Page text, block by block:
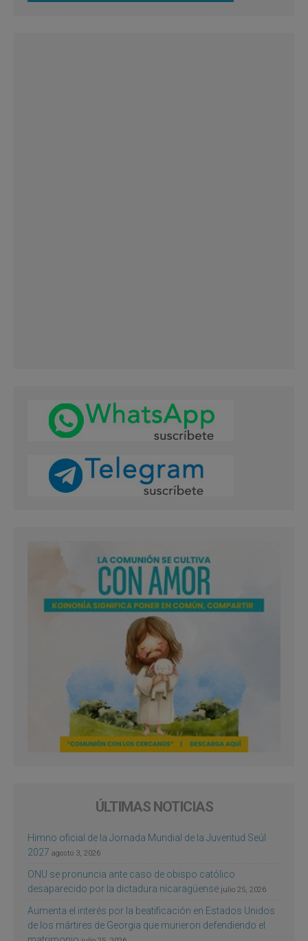
ÚLTIMAS NOTICIAS
Himno oficial de la Jornada Mundial de la Juventud Seúl
2027 agosto 3, 2026
ONU se pronuncia ante caso de obispo católico
desaparecido por la dictadura nicaragüense julio 25, 2026
Aumenta el interés por la beatificación en Estados Unidos
de los mártires de Georgia que murieron defendiendo el